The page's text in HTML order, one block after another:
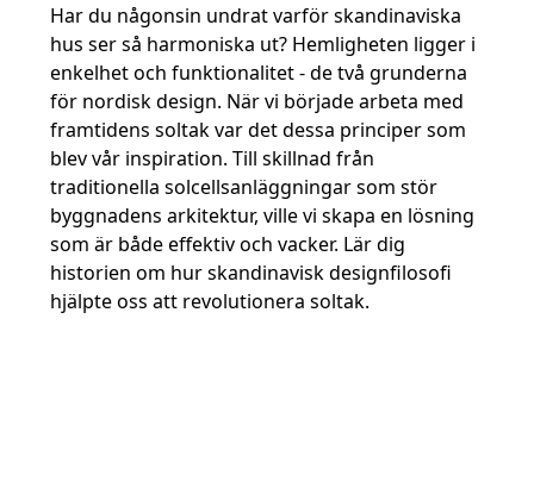
Har du någonsin undrat varför skandinaviska
hus ser så harmoniska ut? Hemligheten ligger i
enkelhet och funktionalitet - de två grunderna
för nordisk design. När vi började arbeta med
framtidens soltak var det dessa principer som
blev vår inspiration. Till skillnad från
traditionella solcellsanläggningar som stör
byggnadens arkitektur, ville vi skapa en lösning
som är både effektiv och vacker. Lär dig
historien om hur skandinavisk designfilosofi
hjälpte oss att revolutionera soltak.